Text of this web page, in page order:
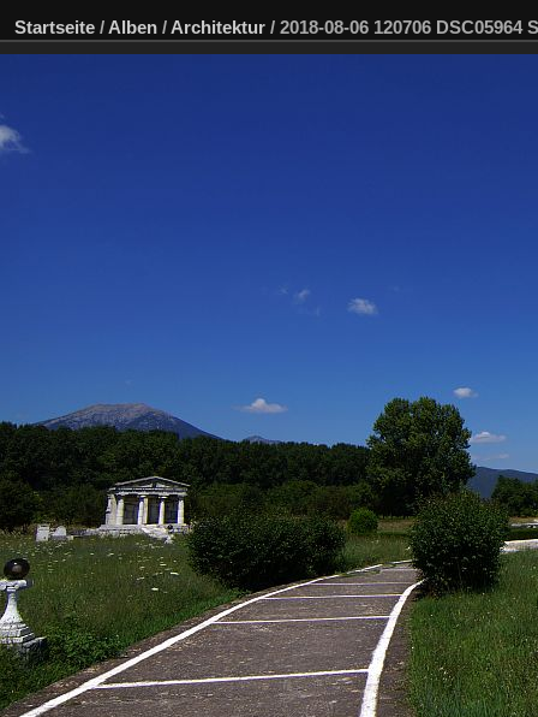
Startseite / Alben / Architektur / 2018-08-06 120706 DSC05964